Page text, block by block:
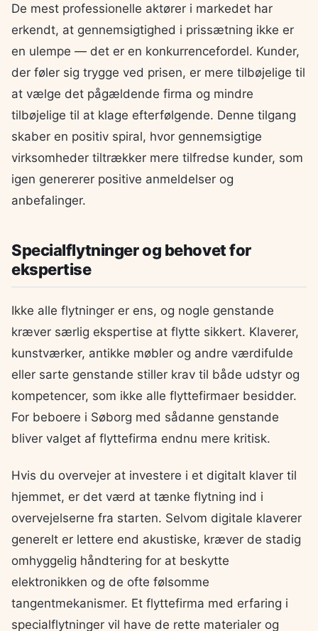
De mest professionelle aktører i markedet har
erkendt, at gennemsigtighed i prissætning ikke er
en ulempe — det er en konkurrencefordel. Kunder,
der føler sig trygge ved prisen, er mere tilbøjelige til
at vælge det pågældende firma og mindre
tilbøjelige til at klage efterfølgende. Denne tilgang
skaber en positiv spiral, hvor gennemsigtige
virksomheder tiltrækker mere tilfredse kunder, som
igen genererer positive anmeldelser og
anbefalinger.
Specialflytninger og behovet for
ekspertise
Ikke alle flytninger er ens, og nogle genstande
kræver særlig ekspertise at flytte sikkert. Klaverer,
kunstværker, antikke møbler og andre værdifulde
eller sarte genstande stiller krav til både udstyr og
kompetencer, som ikke alle flyttefirmaer besidder.
For beboere i Søborg med sådanne genstande
bliver valget af flyttefirma endnu mere kritisk.
Hvis du overvejer at investere i et digitalt klaver til
hjemmet, er det værd at tænke flytning ind i
overvejelserne fra starten. Selvom digitale klaverer
generelt er lettere end akustiske, kræver de stadig
omhyggelig håndtering for at beskytte
elektronikken og de ofte følsomme
tangentmekanismer. Et flyttefirma med erfaring i
specialflytninger vil have de rette materialer og